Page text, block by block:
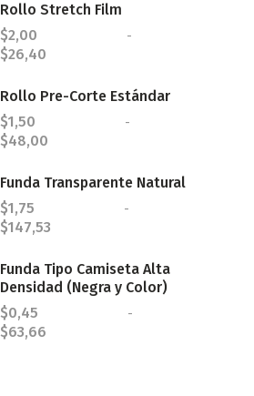
Rollo Stretch Film
$2,00 -
$26,40
precios:
Rollo Pre-Corte Estándar
$1,50 -
$48,00
precios:
Funda Transparente Natural
$1,75 -
$147,53
precios:
desde
$1,75
Funda Tipo Camiseta Alta
Densidad (Negra y Color)
$0,45 -
$63,66